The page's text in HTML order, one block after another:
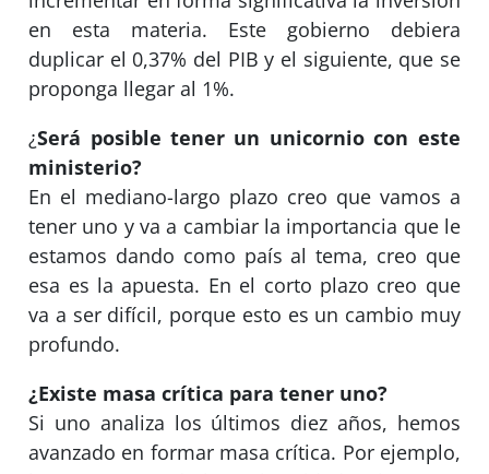
en esta materia. Este gobierno debiera
duplicar el 0,37% del PIB y el siguiente, que se
proponga llegar al 1%.
¿Será posible tener un unicornio con este
ministerio?
En el mediano-largo plazo creo que vamos a
tener uno y va a cambiar la importancia que le
estamos dando como país al tema, creo que
esa es la apuesta. En el corto plazo creo que
va a ser difícil, porque esto es un cambio muy
profundo.
¿Existe masa crítica para tener uno?
Si uno analiza los últimos diez años, hemos
avanzado en formar masa crítica. Por ejemplo,